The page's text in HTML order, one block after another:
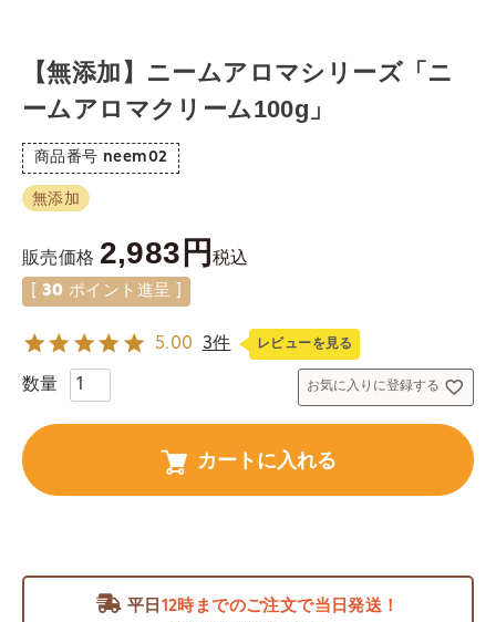
【無添加】ニームアロマシリーズ「ニ
ームアロマクリーム100g」
商品番号 neem02
無添加
販売価格 2,983 税込
30 ポイント進呈 ]
5.00 3件 レビューを見る
お気に入りに登録する
カートに入れる
平日 12時までのご注文で当日発送！